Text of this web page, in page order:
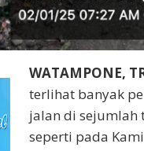
WATAMPONE,
terlihat banyak
jalan di sejumlah
seperti pada